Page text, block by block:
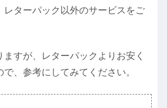
レターパック以外のサービスをご
すが、レターパックよりお安く
、参考にしてみてください。